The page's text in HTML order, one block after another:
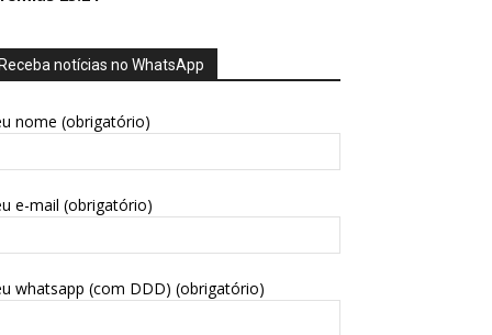
Receba notícias no WhatsApp
nome (obrigatório)
e-mail (obrigatório)
whatsapp (com DDD) (obrigatório)